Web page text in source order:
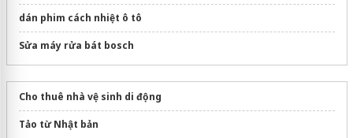
dán phim cách nhiệt ô tô
Sửa máy rửa bát bosch
Cho thuê nhà vệ sinh di động
Tảo từ Nhật bản